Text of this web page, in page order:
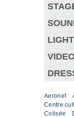
LIGHT
Aeronef
Centre
Colisée